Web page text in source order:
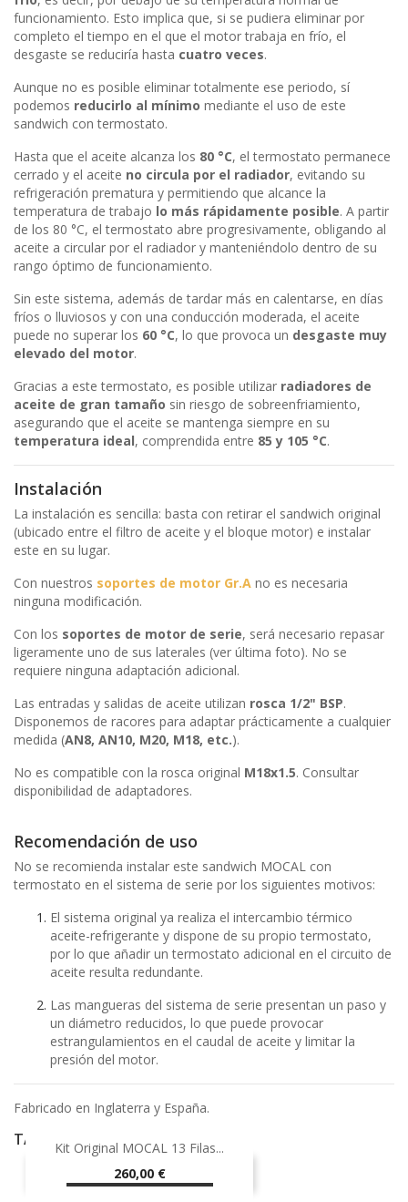
funcionamiento. Esto implica que, si se pudiera eliminar por
completo el tiempo en el que el motor trabaja en frío, el
desgaste se reduciría hasta cuatro veces.
Aunque no es posible eliminar totalmente ese periodo, sí
podemos reducirlo al mínimo mediante el uso de este
sandwich con termostato.
Hasta que el aceite alcanza los 80 °C, el termostato permanece
cerrado y el aceite no circula por el radiador, evitando su
refrigeración prematura y permitiendo que alcance la
temperatura de trabajo lo más rápidamente posible. A partir
de los 80 °C, el termostato abre progresivamente, obligando al
aceite a circular por el radiador y manteniéndolo dentro de su
rango óptimo de funcionamiento.
Sin este sistema, además de tardar más en calentarse, en días
fríos o lluviosos y con una conducción moderada, el aceite
puede no superar los 60 °C, lo que provoca un desgaste muy
elevado del motor.
Gracias a este termostato, es posible utilizar radiadores de
aceite de gran tamaño sin riesgo de sobreenfriamiento,
asegurando que el aceite se mantenga siempre en su
temperatura ideal, comprendida entre 85 y 105 °C.
Instalación
La instalación es sencilla: basta con retirar el sandwich original
(ubicado entre el filtro de aceite y el bloque motor) e instalar
este en su lugar.
Con nuestros soportes de motor Gr.A no es necesaria
ninguna modificación.
Con los soportes de motor de serie, será necesario repasar
ligeramente uno de sus laterales (ver última foto). No se
requiere ninguna adaptación adicional.
Las entradas y salidas de aceite utilizan rosca 1/2" BSP.
Disponemos de racores para adaptar prácticamente a cualquier
medida (AN8, AN10, M20, M18, etc.).
No es compatible con la rosca original M18x1.5. Consultar
disponibilidad de adaptadores.
Recomendación de uso
No se recomienda instalar este sandwich MOCAL con
termostato en el sistema de serie por los siguientes motivos:
El sistema original ya realiza el intercambio térmico
aceite-refrigerante y dispone de su propio termostato,
por lo que añadir un termostato adicional en el circuito de
aceite resulta redundante.
Las mangueras del sistema de serie presentan un paso y
un diámetro reducidos, lo que puede provocar
estrangulamientos en el caudal de aceite y limitar la
presión del motor.
Fabricado en Inglaterra y España.
TAMBIÉN PODRÍA INTERESARLE
Kit Original MOCAL 13 Filas...
Precio
260,00 €